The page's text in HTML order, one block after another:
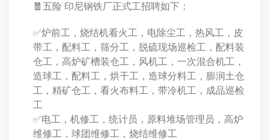
🧧五险 印尼钢铁厂正式工招聘如下：
✅炉前工，烧结机看火工，电除尘工，热风工，皮
带工，配料工，筛分工，脱硫现场巡检工，配料装
仓工，高炉矿槽装仓工，风机工，一次混合机工，
造球工，配料工，烘干工，造球分料工，膨润土仓
工，精矿仓工，看火布料工，带冷机工，成品巡检
工
✅电工，机修工，统计员，原料堆场管理员，高炉
维修工，球团维修工，烧结维修工